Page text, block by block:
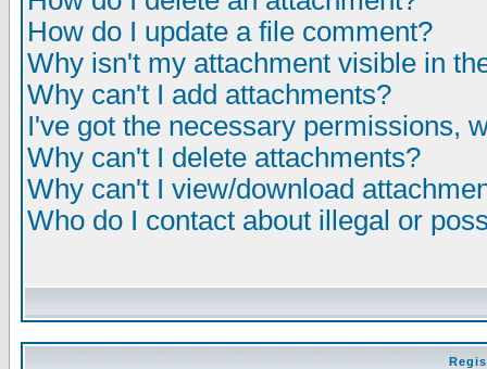
How do I update a file comment?
Why isn't my attachment visible in
Why can't I add attachments?
I've got the necessary permissions,
Why can't I delete attachments?
Why can't I view/download
Who do I contact about illegal or